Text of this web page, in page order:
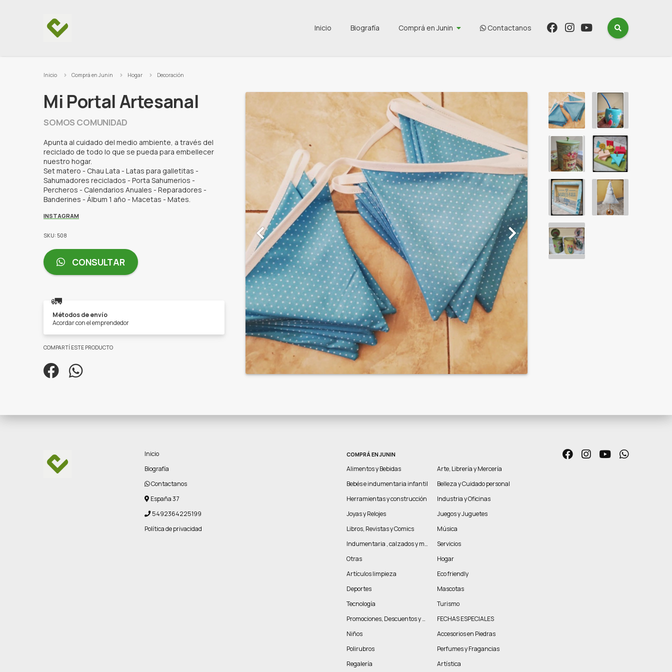
Inicio Biografía Comprá en Junin Contactanos
Inicio Comprá en Junin Hogar Decoración
Mi Portal Artesanal
SOMOS COMUNIDAD
Apunta al cuidado del medio ambiente, a través del
reciclado de todo lo que se pueda para embellecer
nuestro hogar.
Set matero - Chau Lata - Latas para galletitas -
Sahumadores reciclados - Porta Sahumerios -
Percheros - Calendarios Anuales - Reparadores -
Banderines - Álbum 1 año - Macetas - Mates.
INSTAGRAM
SKU: 508
CONSULTAR
🚛
Métodos de envío
Acordar con el emprendedor
COMPARTÍ ESTE PRODUCTO
Inicio
Biografía
Contactanos
España 37
5492364225199
Política de privacidad
COMPRÁ EN JUNIN
Alimentos y Bebidas
Arte, Librería y Mercería
Bebés e indumentaria infantil
Belleza y Cuidado personal
Herramientas y construcción
Industria y Oficinas
Joyas y Relojes
Juegos y Juguetes
Libros, Revistas y Comics
Música
Indumentaria , calzados y marroquinería
Servicios
Otras
Hogar
Artículos limpieza
Eco friendly
Deportes
Mascotas
Tecnología
Turismo
Promociones, Descuentos y más
FECHAS ESPECIALES
Niños
Accesorios en Piedras
Polirubros
Perfumes y Fragancias
Regalería
Artística